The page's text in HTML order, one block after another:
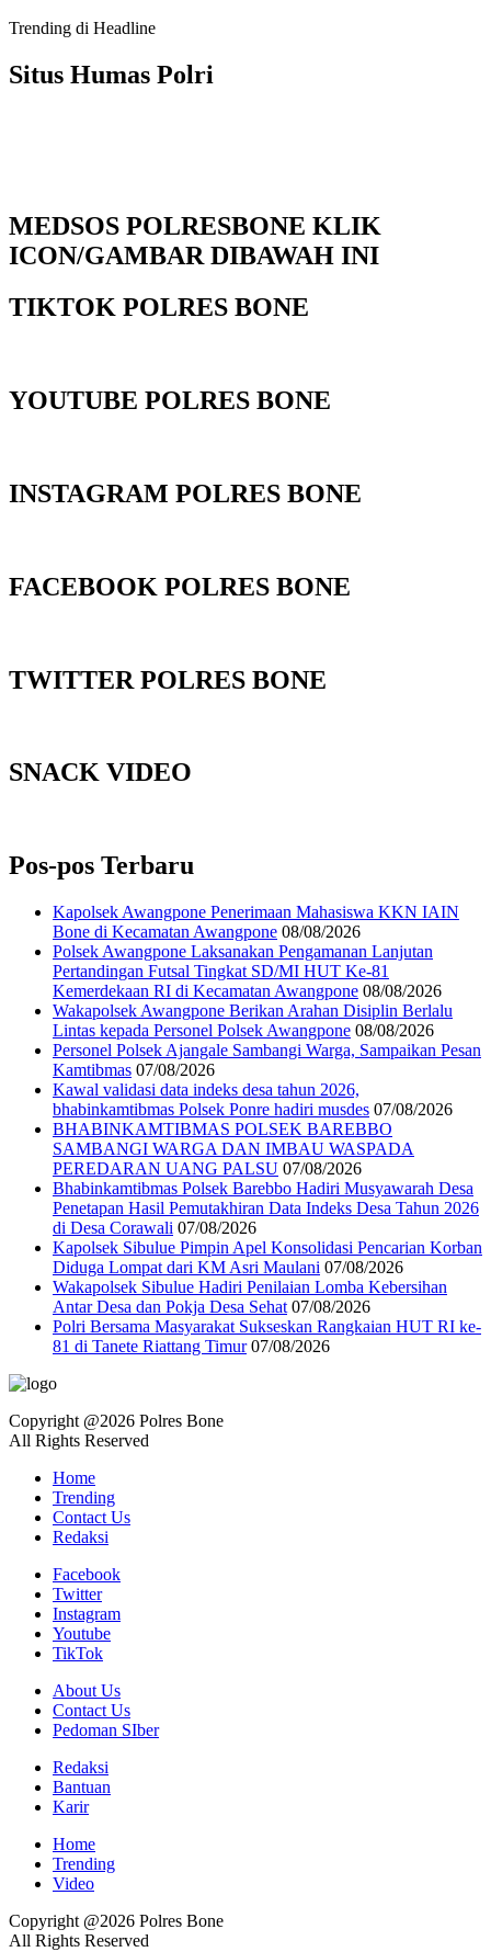
Trending di Headline
Situs Humas Polri
MEDSOS POLRESBONE KLIK
ICON/GAMBAR DIBAWAH INI
TIKTOK POLRES BONE
YOUTUBE POLRES BONE
INSTAGRAM POLRES BONE
FACEBOOK POLRES BONE
TWITTER POLRES BONE
SNACK VIDEO
Pos-pos Terbaru
‎Kapolsek Awangpone Penerimaan Mahasiswa KKN IAIN
Bone di Kecamatan Awangpone 08/08/2026
Polsek Awangpone Laksanakan Pengamanan Lanjutan
Pertandingan Futsal Tingkat SD/MI HUT Ke-81
Kemerdekaan RI di Kecamatan Awangpone 08/08/2026
‎Wakapolsek Awangpone Berikan Arahan Disiplin Berlalu
Lintas kepada Personel Polsek Awangpone 08/08/2026
Personel Polsek Ajangale Sambangi Warga, Sampaikan Pesan
Kamtibmas 07/08/2026
Kawal validasi data indeks desa tahun 2026,
bhabinkamtibmas Polsek Ponre hadiri musdes 07/08/2026
BHABINKAMTIBMAS POLSEK BAREBBO
SAMBANGI WARGA DAN IMBAU WASPADA
PEREDARAN UANG PALSU 07/08/2026
Bhabinkamtibmas Polsek Barebbo Hadiri Musyawarah Desa
Penetapan Hasil Pemutakhiran Data Indeks Desa Tahun 2026
di Desa Corawali 07/08/2026
Kapolsek Sibulue Pimpin Apel Konsolidasi Pencarian Korban
Diduga Lompat dari KM Asri Maulani 07/08/2026
Wakapolsek Sibulue Hadiri Penilaian Lomba Kebersihan
Antar Desa dan Pokja Desa Sehat 07/08/2026
Polri Bersama Masyarakat Sukseskan Rangkaian HUT RI ke-
81 di Tanete Riattang Timur 07/08/2026
Copyright @2026 Polres Bone
All Rights Reserved
Home
Trending
Contact Us
Redaksi
Facebook
Twitter
Instagram
Youtube
TikTok
About Us
Contact Us
Pedoman SIber
Redaksi
Bantuan
Karir
Home
Trending
Video
Copyright @2026 Polres Bone
All Rights Reserved